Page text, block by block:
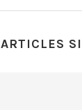
ARTICLES